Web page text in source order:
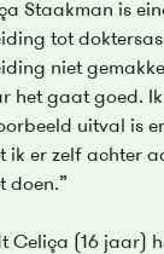
Staakman is
tot
niet
het gaat goed.
uitval is
ik er zelf achter
doen.”
Celiça (16 jaar)